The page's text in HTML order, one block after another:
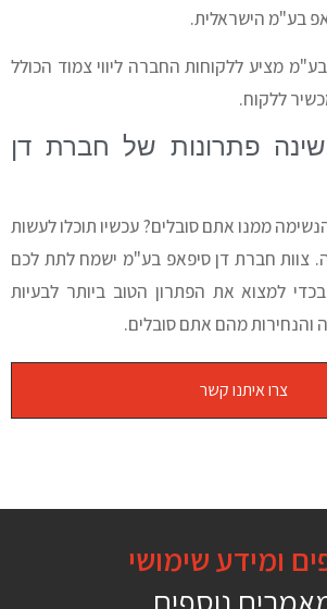
בע"מ הישראלית.
מציע ללקוחות החברה ליווי צמוד הכולל
ללקוח.
פתרונות של חברת דן
ממנו אתם סובלים? עכשיו תוכלו לעשות
צוות חברת דן סיפאפ בע"מ ישמח לתת לכם
למצוא את הפתרון הטוב ביותר לבעיות
מהם אתם סובלים.
צרו איתנו קשר
ומידע שימושי